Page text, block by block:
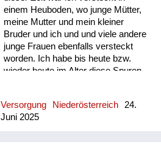
einem Heuboden, wo junge Mütter,
meine Mutter und mein kleiner
Bruder und ich und und viele andere
junge Frauen ebenfalls versteckt
worden. Ich habe bis heute bzw.
wieder heute im Alter diese Spuren
entsetzlichen Sachen geredet, wo
ich wusste, ja, das betrifft nur
Versorgung Niederösterreich
24.
Juni 2025